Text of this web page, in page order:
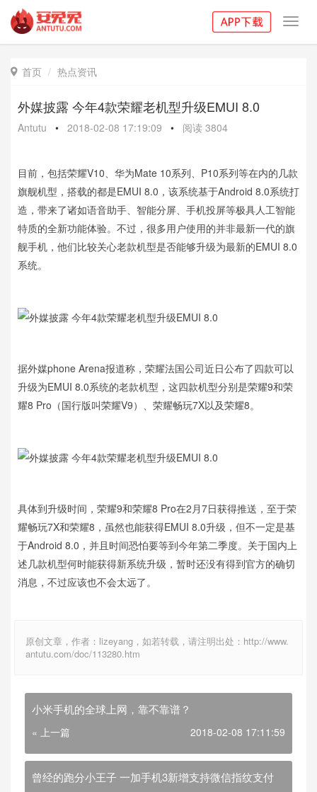
 首页 热点资讯
外媒披露 今年4款荣耀老机型升级EMUI 8.0
Antutu • 2018-02-08 17:19:09 • 阅读 3804
目前，包括荣耀V10、华为Mate 10系列、P10系列等在内的几款
旗舰机型，搭载的都是EMUI 8.0，该系统基于Android 8.0系统打
造，带来了诸如语音助手、智能分屏、手机投屏等极具人工智能
特质的全新功能体验。不过，很多用户使用的并非最新一代的旗
舰手机，他们比较关心老款机型是否能够升级为最新的EMUI 8.0
系统。
据外媒phone Arena报道称，荣耀法国公司近日公布了四款可以
升级为EMUI 8.0系统的老款机型，这四款机型分别是荣耀9和荣
耀8 Pro（国行版叫荣耀V9）、荣耀畅玩7X以及荣耀8。
具体到升级时间，荣耀9和荣耀8 Pro在2月7日获得推送，至于荣
耀畅玩7X和荣耀8，虽然也能获得EMUI 8.0升级，但不一定是基
于Android 8.0，并且时间恐怕要等到今年第二季度。关于国内上
述几款机型何时能获得新系统升级，暂时还没有得到官方的确切
消息，不过应该也不会太远了。
原创文章，作者：lizeyang，如若转载，请注明出处：http://www.
antutu.com/doc/113280.htm
小米手机的全球上网，靠不靠谱？
« 上一篇 2018-02-08 17:11:59
曾经的跑分小王子 一加手机3新增支持微信指纹支付